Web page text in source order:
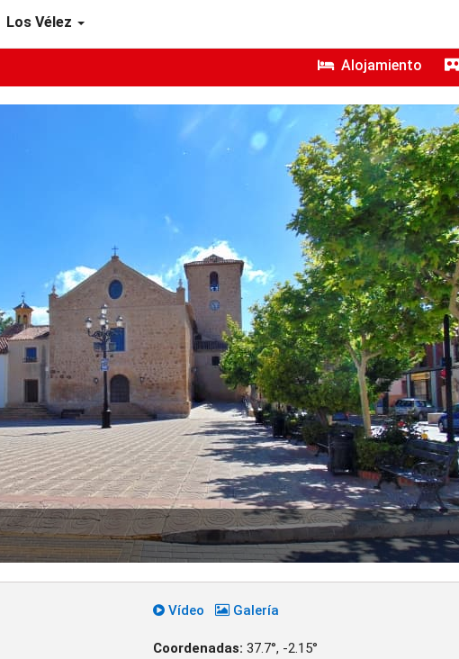
Los Vélez
Alojamiento
Vídeo Galería
Coordenadas: 37.7°, -2.15°